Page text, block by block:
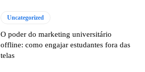
Uncategorized
O poder do marketing universitário
offline: como engajar estudantes fora das
telas